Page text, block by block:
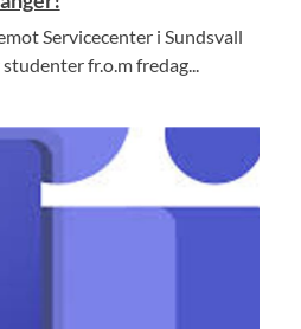
Servicecenter i Sundsvall
fr.o.m fredag...